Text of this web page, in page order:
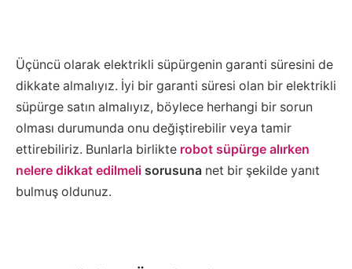
Üçüncü olarak elektrikli süpürgenin garanti süresini de
dikkate almalıyız. İyi bir garanti süresi olan bir elektrikli
süpürge satın almalıyız, böylece herhangi bir sorun
olması durumunda onu değiştirebilir veya tamir
ettirebiliriz. Bunlarla birlikte robot süpürge alırken
nelere dikkat edilmeli sorusuna net bir şekilde yanıt
bulmuş oldunuz.